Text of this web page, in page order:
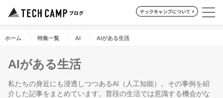
ホーム 特集一覧 AI AIがある生活
AIがある生活
私たちの身近にも浸透しつつあるAI（人工知能）。その事例を紹
介した記事をまとめています。普段の生活では意識する機会がな